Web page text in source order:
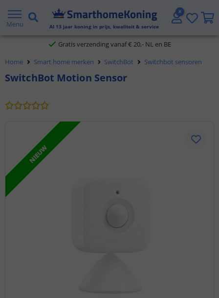
Menu Al 13 jaar koning in prijs, kwaliteit & service
2 jaar garantie
Gratis verzending vanaf € 20,- NL en BE
Klantbeoordeling 9.1
Home Smart home merken SwitchBot Switchbot sensoren
SwitchBot Motion Sensor
NIEUW